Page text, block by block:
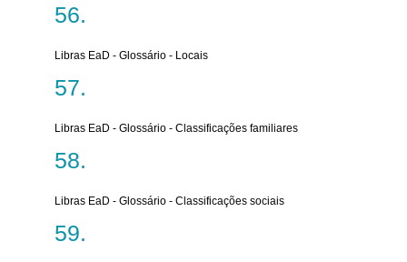
Libras EaD - Glossário - Locais
Libras EaD - Glossário - Classificações familiares
Libras EaD - Glossário - Classificações sociais